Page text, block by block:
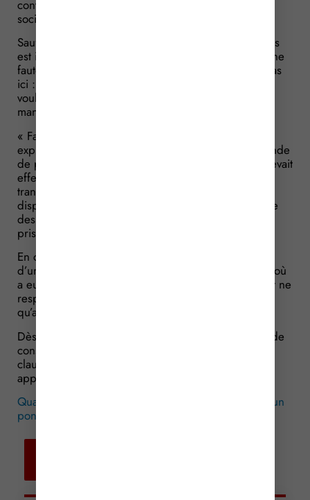
contrat limite le montant de l’indemnisation due à la
société.
Sauf que la clause limitant le montant des indemnités
est inapplicable lorsque le transporteur a commis une
faute délibérée, réplique la société. Ce qui est le cas
ici : elle rappelle que le chauffeur a délibérément
voulu passer sous un pont alors que le camion était
manifestement trop grand.
« Faute non délibérée » répond le transporteur : il
explique que la société n’a pas répondu à sa demande
de plus amples informations sur le transport qu’il devait
effectuer. Or, si la société lui avait répondu, le
transporteur aurait pu prendre de meilleures
dispositions pour réaliser sa prestation pour laquelle
des précautions supplémentaires auraient dû être
prises.
En outre, le transporteur rappelle que le tirant d’air
d’un pont, selon la réglementation du département où
a eu lieu l’accident, doit être de 4,30 m. Or, le pont ne
respectait pas les dimensions réglementaires, ce
qu’aucun panneau ne signalait !
Dès lors, pour le transporteur, il n’est pas possible de
considérer qu’il a commis une faute délibérée. La
clause limitant le montant des indemnités est donc
applicable. Ce que confirme le juge !
Quand un camion est trop grand pour passer sous un
pont…